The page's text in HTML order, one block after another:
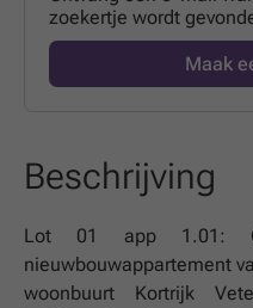
zoekertje wordt
Maak
Beschrijving
Lot 01 app 1.01:
nieuwbouwappartement
woonbuurt Kortrijk